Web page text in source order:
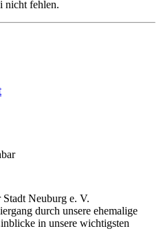
nicht fehlen.
Neuburg e. V.
durch unsere ehemalige
in unsere wichtigsten